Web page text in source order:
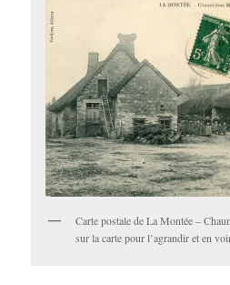
Carte postale de La Montée –
sur la carte pour l’agrandir et en